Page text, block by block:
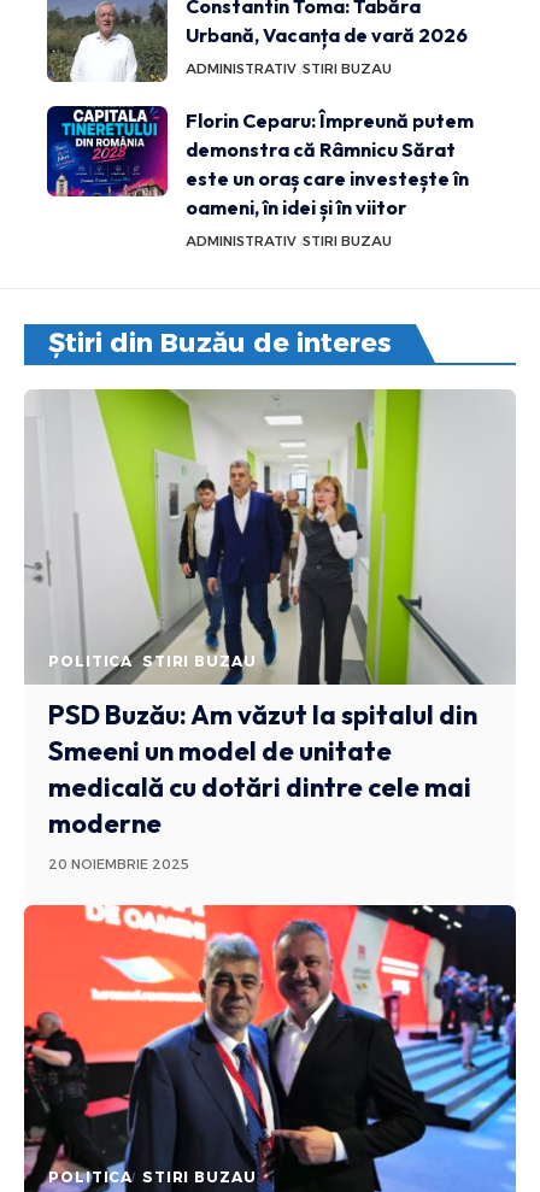
Constantin Toma: Tabăra
Urbană, Vacanța de vară 2026
ADMINISTRATIV STIRI BUZAU
Florin Ceparu: Împreună putem
demonstra că Râmnicu Sărat
este un oraș care investește în
oameni, în idei și în viitor
ADMINISTRATIV STIRI BUZAU
Știri din Buzău de interes
POLITICA STIRI BUZAU
PSD Buzău: Am văzut la spitalul din
Smeeni un model de unitate
medicală cu dotări dintre cele mai
moderne
20 NOIEMBRIE 2025
POLITICA STIRI BUZAU